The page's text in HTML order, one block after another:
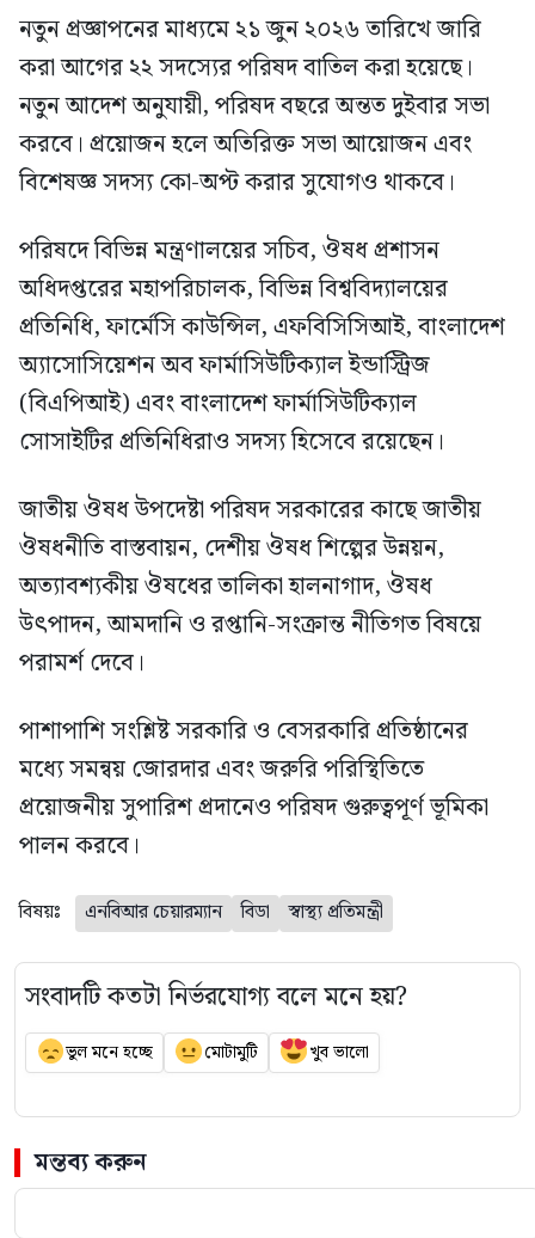
নতুন প্রজ্ঞাপনের মাধ্যমে ২১ জুন ২০২৬ তারিখে জারি
করা আগের ২২ সদস্যের পরিষদ বাতিল করা হয়েছে।
নতুন আদেশ অনুযায়ী, পরিষদ বছরে অন্তত দুইবার সভা
করবে। প্রয়োজন হলে অতিরিক্ত সভা আয়োজন এবং
বিশেষজ্ঞ সদস্য কো-অপ্ট করার সুযোগও থাকবে।
পরিষদে বিভিন্ন মন্ত্রণালয়ের সচিব, ঔষধ প্রশাসন
অধিদপ্তরের মহাপরিচালক, বিভিন্ন বিশ্ববিদ্যালয়ের
প্রতিনিধি, ফার্মেসি কাউন্সিল, এফবিসিসিআই, বাংলাদেশ
অ্যাসোসিয়েশন অব ফার্মাসিউটিক্যাল ইন্ডাস্ট্রিজ
(বিএপিআই) এবং বাংলাদেশ ফার্মাসিউটিক্যাল
সোসাইটির প্রতিনিধিরাও সদস্য হিসেবে রয়েছেন।
জাতীয় ঔষধ উপদেষ্টা পরিষদ সরকারের কাছে জাতীয়
ঔষধনীতি বাস্তবায়ন, দেশীয় ঔষধ শিল্পের উন্নয়ন,
অত্যাবশ্যকীয় ঔষধের তালিকা হালনাগাদ, ঔষধ
উৎপাদন, আমদানি ও রপ্তানি-সংক্রান্ত নীতিগত বিষয়ে
পরামর্শ দেবে।
পাশাপাশি সংশ্লিষ্ট সরকারি ও বেসরকারি প্রতিষ্ঠানের
মধ্যে সমন্বয় জোরদার এবং জরুরি পরিস্থিতিতে
প্রয়োজনীয় সুপারিশ প্রদানেও পরিষদ গুরুত্বপূর্ণ ভূমিকা
পালন করবে।
বিষয়ঃ এনবিআর চেয়ারম্যান বিডা স্বাস্থ্য প্রতিমন্ত্রী
সংবাদটি কতটা নির্ভরযোগ্য বলে মনে হয়?
ভুল মনে হচ্ছে মোটামুটি খুব ভালো
মন্তব্য করুন